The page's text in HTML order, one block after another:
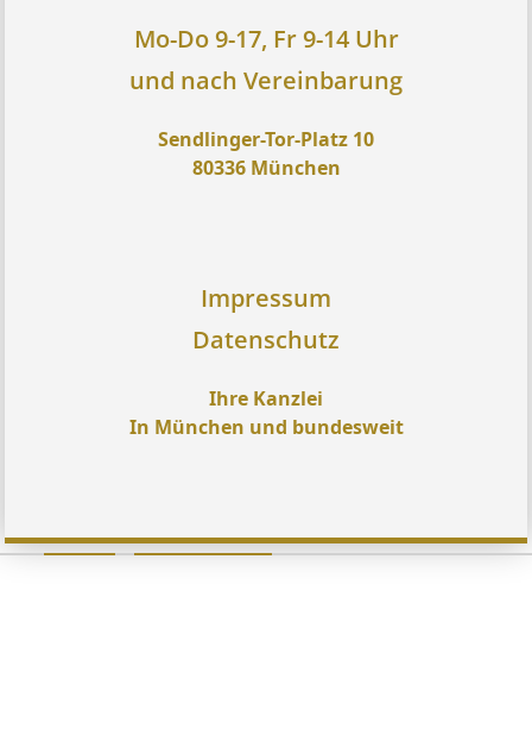
Mo-Do 9-17, Fr 9-14 Uhr
und nach Vereinbarung
Sendlinger-Tor-Platz 10
80336 München
Impressum
Datenschutz
Ihre Kanzlei
In München und bundesweit